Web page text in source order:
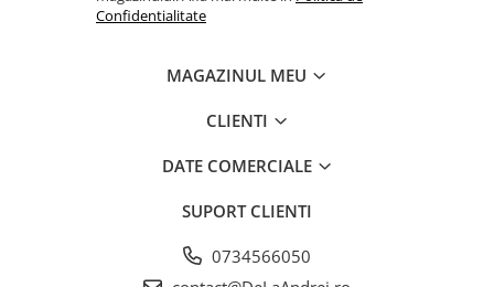
Confidentialitate
MAGAZINUL MEU
CLIENTI
DATE COMERCIALE
SUPORT CLIENTI
0734566050